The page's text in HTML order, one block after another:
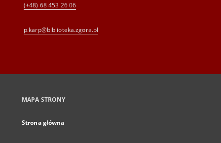
(+48) 68 453 26 06
p.karp@biblioteka.zgora.pl
MAPA STRONY
Strona główna